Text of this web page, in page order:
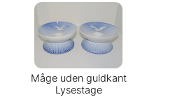
Måge uden guldkant
Lysestage